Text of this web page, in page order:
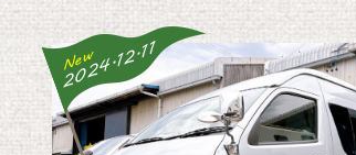
New
2024.12.11